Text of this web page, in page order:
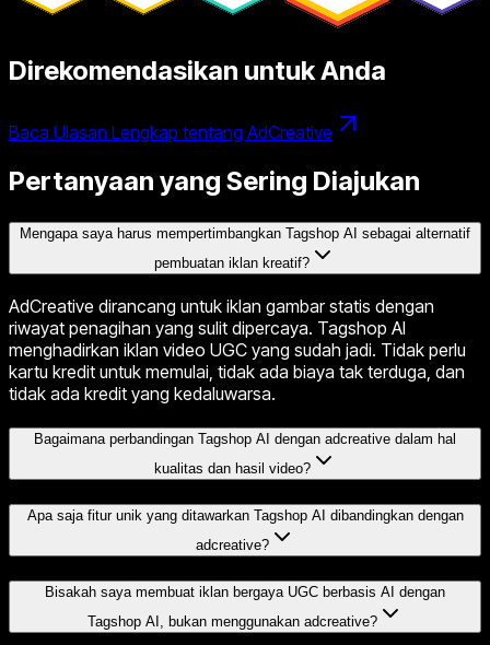
Direkomendasikan untuk Anda
Baca Ulasan Lengkap tentang AdCreative
Pertanyaan yang Sering Diajukan
Mengapa saya harus mempertimbangkan Tagshop AI sebagai alternatif
pembuatan iklan kreatif?
AdCreative dirancang untuk iklan gambar statis dengan
riwayat penagihan yang sulit dipercaya. Tagshop AI
menghadirkan iklan video UGC yang sudah jadi. Tidak perlu
kartu kredit untuk memulai, tidak ada biaya tak terduga, dan
tidak ada kredit yang kedaluwarsa.
Bagaimana perbandingan Tagshop AI dengan adcreative dalam hal
kualitas dan hasil video?
Apa saja fitur unik yang ditawarkan Tagshop AI dibandingkan dengan
adcreative?
Bisakah saya membuat iklan bergaya UGC berbasis AI dengan
Tagshop AI, bukan menggunakan adcreative?